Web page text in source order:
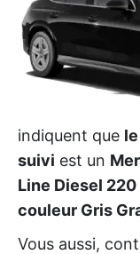
indiquent que
suivi est un
Line Diesel
couleur Gris
Vous aussi,